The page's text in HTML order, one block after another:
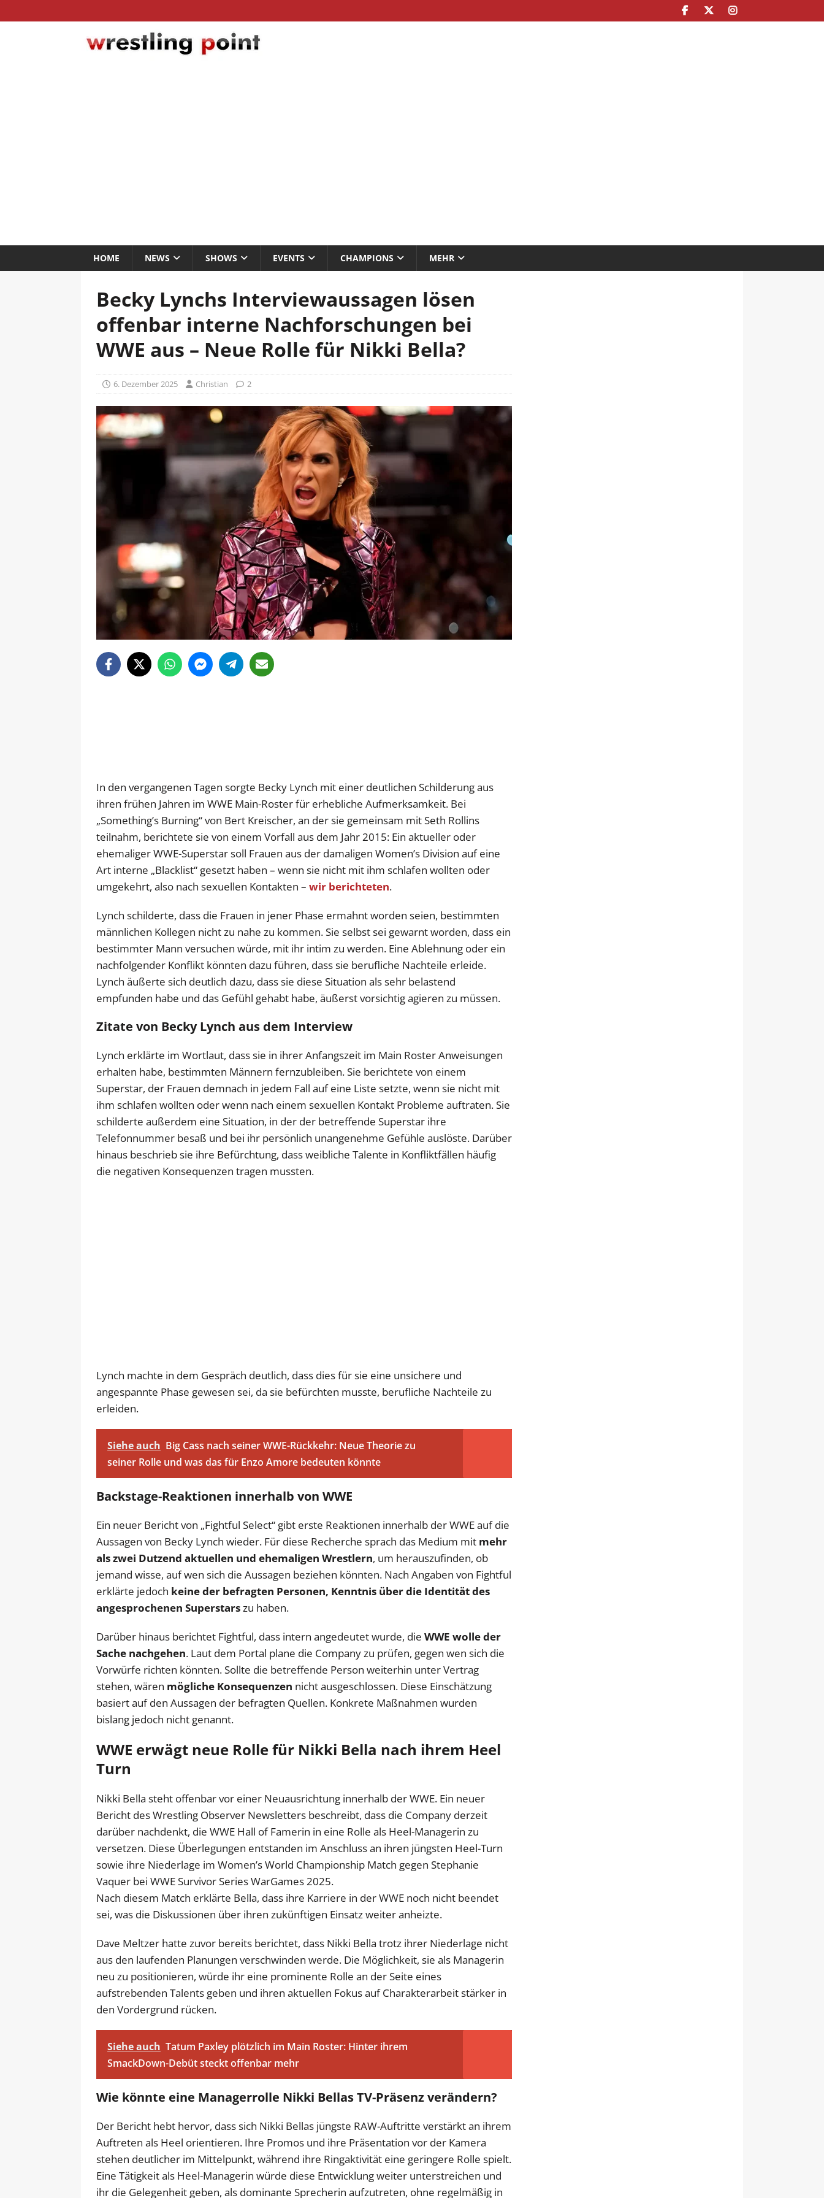
HOME NEWS SHOWS EVENTS CHAMPIONS MEHR
Becky Lynchs Interviewaussagen lösen
offenbar interne Nachforschungen bei
WWE aus – Neue Rolle für Nikki Bella?
6. Dezember 2025 Christian 2
In den vergangenen Tagen sorgte Becky Lynch mit einer deutlichen Schilderung aus
ihren frühen Jahren im WWE Main-Roster für erhebliche Aufmerksamkeit. Bei
„Something’s Burning“ von Bert Kreischer, an der sie gemeinsam mit Seth Rollins
teilnahm, berichtete sie von einem Vorfall aus dem Jahr 2015: Ein aktueller oder
ehemaliger WWE-Superstar soll Frauen aus der damaligen Women’s Division auf eine
Art interne „Blacklist“ gesetzt haben – wenn sie nicht mit ihm schlafen wollten oder
umgekehrt, also nach sexuellen Kontakten – wir berichteten.
Lynch schilderte, dass die Frauen in jener Phase ermahnt worden seien, bestimmten
männlichen Kollegen nicht zu nahe zu kommen. Sie selbst sei gewarnt worden, dass ein
bestimmter Mann versuchen würde, mit ihr intim zu werden. Eine Ablehnung oder ein
nachfolgender Konflikt könnten dazu führen, dass sie berufliche Nachteile erleide.
Lynch äußerte sich deutlich dazu, dass sie diese Situation als sehr belastend
empfunden habe und das Gefühl gehabt habe, äußerst vorsichtig agieren zu müssen.
Zitate von Becky Lynch aus dem Interview
Lynch erklärte im Wortlaut, dass sie in ihrer Anfangszeit im Main Roster Anweisungen
erhalten habe, bestimmten Männern fernzubleiben. Sie berichtete von einem
Superstar, der Frauen demnach in jedem Fall auf eine Liste setzte, wenn sie nicht mit
ihm schlafen wollten oder wenn nach einem sexuellen Kontakt Probleme auftraten. Sie
schilderte außerdem eine Situation, in der der betreffende Superstar ihre
Telefonnummer besaß und bei ihr persönlich unangenehme Gefühle auslöste. Darüber
hinaus beschrieb sie ihre Befürchtung, dass weibliche Talente in Konfliktfällen häufig
die negativen Konsequenzen tragen mussten.
Lynch machte in dem Gespräch deutlich, dass dies für sie eine unsichere und
angespannte Phase gewesen sei, da sie befürchten musste, berufliche Nachteile zu
erleiden.
Siehe auch Big Cass nach seiner WWE-Rückkehr: Neue Theorie zu
seiner Rolle und was das für Enzo Amore bedeuten könnte
Backstage-Reaktionen innerhalb von WWE
Ein neuer Bericht von „Fightful Select“ gibt erste Reaktionen innerhalb der WWE auf die
Aussagen von Becky Lynch wieder. Für diese Recherche sprach das Medium mit mehr
als zwei Dutzend aktuellen und ehemaligen Wrestlern, um herauszufinden, ob
jemand wisse, auf wen sich die Aussagen beziehen könnten. Nach Angaben von Fightful
erklärte jedoch keine der befragten Personen, Kenntnis über die Identität des
angesprochenen Superstarszu haben.
Darüber hinaus berichtet Fightful, dass intern angedeutet wurde, die WWE wolle der
Sache nachgehen. Laut dem Portal plane die Company zu prüfen, gegen wen sich die
Vorwürfe richten könnten. Sollte die betreffende Person weiterhin unter Vertrag
stehen, wären mögliche Konsequenzen nicht ausgeschlossen. Diese Einschätzung
basiert auf den Aussagen der befragten Quellen. Konkrete Maßnahmen wurden
bislang jedoch nicht genannt.
WWE erwägt neue Rolle für Nikki Bella nach ihrem Heel
Turn
Nikki Bella steht offenbar vor einer Neuausrichtung innerhalb der WWE. Ein neuer
Bericht des Wrestling Observer Newsletters beschreibt, dass die Company derzeit
darüber nachdenkt, die WWE Hall of Famerin in eine Rolle als Heel-Managerin zu
versetzen. Diese Überlegungen entstanden im Anschluss an ihren jüngsten Heel-Turn
sowie ihre Niederlage im Women’s World Championship Match gegen Stephanie
Vaquer bei WWE Survivor Series WarGames 2025.
Nach diesem Match erklärte Bella, dass ihre Karriere in der WWE noch nicht beendet
sei, was die Diskussionen über ihren zukünftigen Einsatz weiter anheizte.
Dave Meltzer hatte zuvor bereits berichtet, dass Nikki Bella trotz ihrer Niederlage nicht
aus den laufenden Planungen verschwinden werde. Die Möglichkeit, sie als Managerin
neu zu positionieren, würde ihr eine prominente Rolle an der Seite eines
aufstrebenden Talents geben und ihren aktuellen Fokus auf Charakterarbeit stärker in
den Vordergrund rücken.
Siehe auch Tatum Paxley plötzlich im Main Roster: Hinter ihrem
SmackDown-Debüt steckt offenbar mehr
Wie könnte eine Managerrolle Nikki Bellas TV-Präsenz verändern?
Der Bericht hebt hervor, dass sich Nikki Bellas jüngste RAW-Auftritte verstärkt an ihrem
Auftreten als Heel orientieren. Ihre Promos und ihre Präsentation vor der Kamera
stehen deutlicher im Mittelpunkt, während ihre Ringaktivität eine geringere Rolle spielt.
Eine Tätigkeit als Heel-Managerin würde diese Entwicklung weiter unterstreichen und
ihr die Gelegenheit geben, als dominante Sprecherin aufzutreten, ohne regelmäßig in